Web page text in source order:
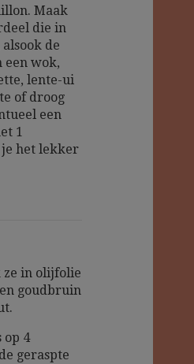
Maak
die in
de
een wok,
lente-ui
of droog
een
1
het lekker
ze in olijfolie
goudbruin
op 4
geraspte